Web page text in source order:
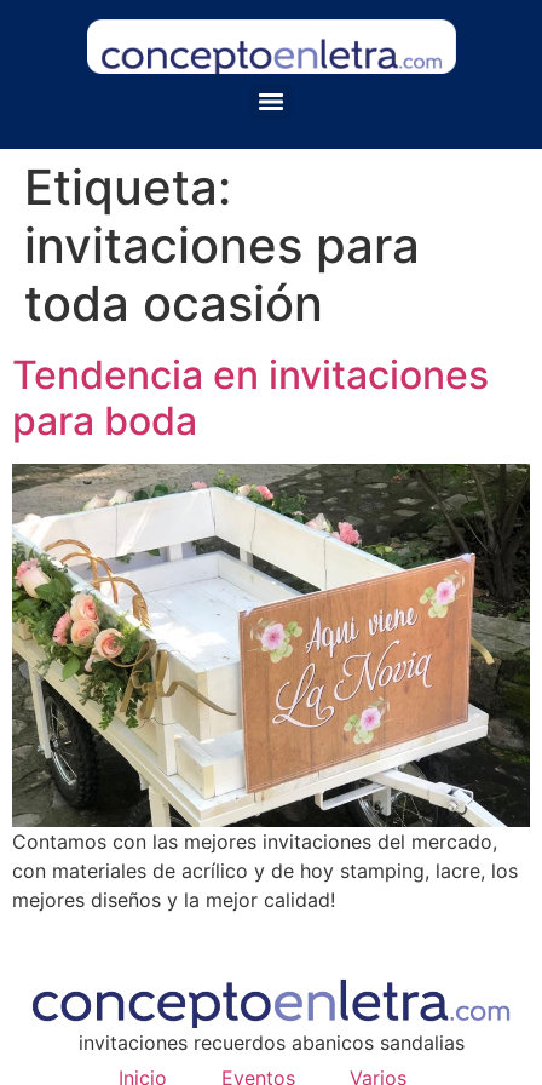
Etiqueta:
invitaciones para
toda ocasión
Tendencia en invitaciones
para boda
Contamos con las mejores invitaciones del mercado,
con materiales de acrílico y de hoy stamping, lacre, los
mejores diseños y la mejor calidad!
invitaciones recuerdos abanicos sandalias
Inicio
Eventos Varios